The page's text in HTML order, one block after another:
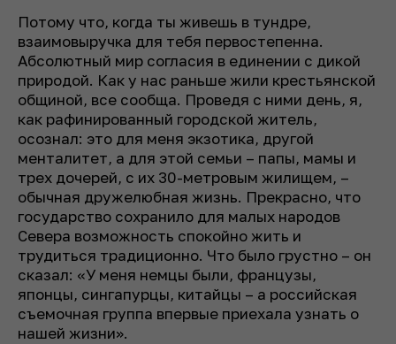
Потому что, когда ты живешь в тундре,
взаимовыручка для тебя первостепенна.
Абсолютный мир согласия в единении с дикой
природой. Как у нас раньше жили крестьянской
общиной, все сообща. Проведя с ними день, я,
как рафинированный городской житель,
осознал: это для меня экзотика, другой
менталитет, а для этой семьи – папы, мамы и
трех дочерей, с их 30-метровым жилищем, –
обычная дружелюбная жизнь. Прекрасно, что
государство сохранило для малых народов
Севера возможность спокойно жить и
трудиться традиционно. Что было грустно – он
сказал: «У меня немцы были, французы,
японцы, сингапурцы, китайцы – а российская
съемочная группа впервые приехала узнать о
нашей жизни».